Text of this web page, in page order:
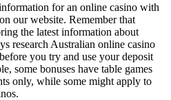
for an online casino with
our website. Remember that
the latest information about
research Australian online casino
you try and use your deposit
some bonuses have table games
only, while some might apply to